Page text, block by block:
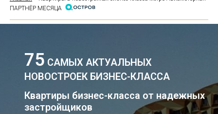
ПАРТНЁР МЕСЯЦА
75 САМЫХ АКТУАЛЬНЫХ
НОВОСТРОЕК БИЗНЕС-КЛАССА
Квартиры бизнес-класса от надежных
застройщиков